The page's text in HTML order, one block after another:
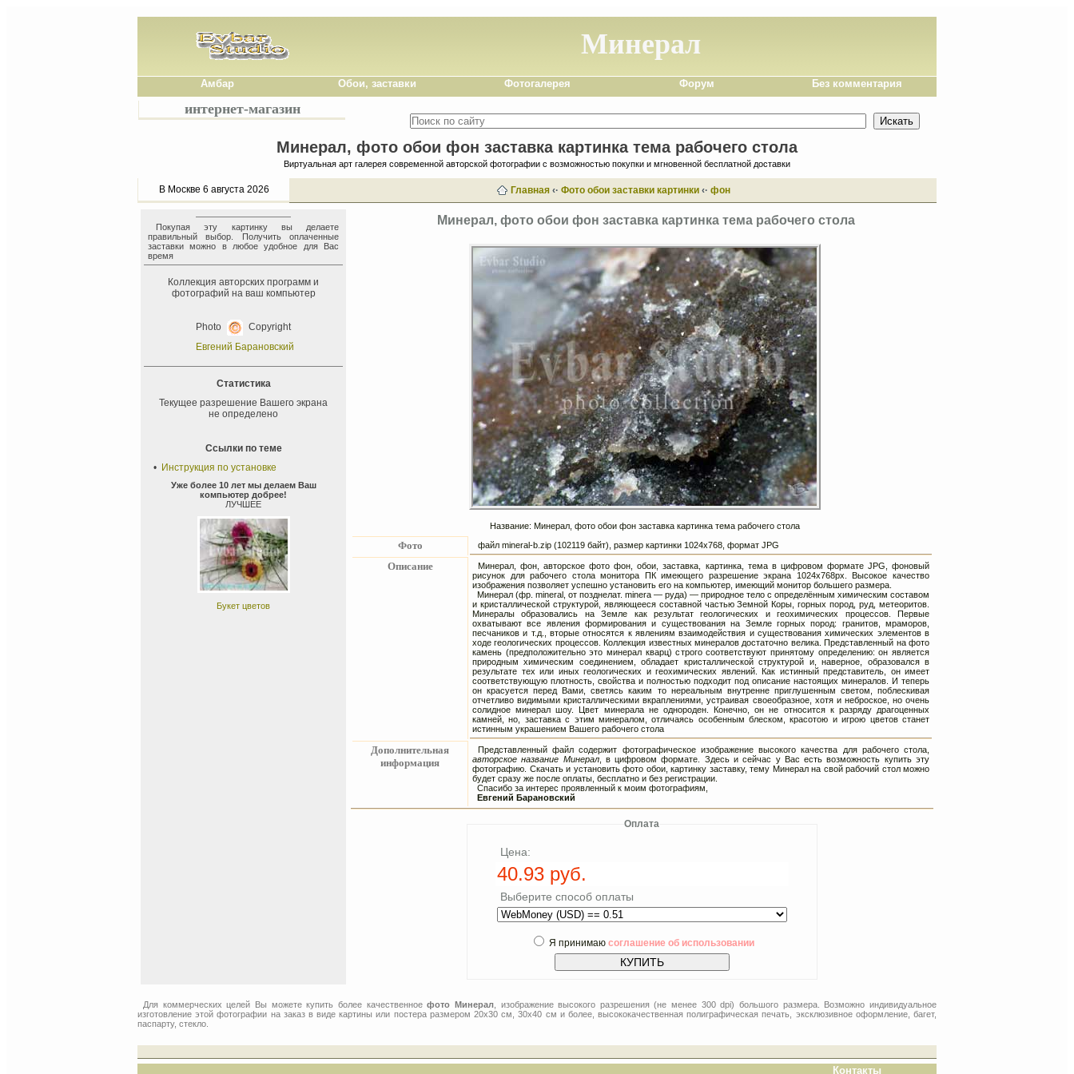
Минерал
Амбар Обои, заставки Фотогалерея Форум Без комментария
интернет-магазин
Минерал, фото обои фон заставка картинка тема рабочего стола
Виртуальная арт галерея современной авторской фотографии с возможностью покупки и мгновенной бесплатной доставки
В Москве 6 августа 2026 Главная‹· Фото обои заставки картинки‹· фон
Покупая эту картинку вы делаете
правильный выбор. Получить оплаченные
заставки можно в любое удобное для Вас
время
Коллекция авторских программ и
фотографий на ваш компьютер
Photo
Copyright
Евгений Барановский
Статистика
Текущее разрешение Вашего экрана
не определено
Ссылки по теме
• Инструкция по установке
Уже более 10 лет мы делаем Ваш
компьютер добрее!
ЛУЧШЕЕ
Букет цветов
Минерал, фото обои фон заставка картинка тема рабочего стола
Название: Минерал, фото обои фон заставка картинка тема рабочего стола
Фото файл mineral-b.zip (102119 байт), размер картинки 1024х768, формат JPG
Описание
Минерал, фон, авторское фото фон, обои, заставка, картинка, тема в цифровом формате JPG, фоновый
рисунок для рабочего стола монитора ПК имеющего разрешение экрана 1024х768px. Высокое качество
изображения позволяет успешно установить его на компьютер, имеющий монитор большего размера.
Минерал (фр. mineral, от позднелат. minera — руда) — природное тело с определённым химическим составом
и кристаллической структурой, являющееся составной частью Земной Коры, горных пород, руд, метеоритов.
Минералы образовались на Земле как результат геологических и геохимических процессов. Первые
охватывают все явления формирования и существования на Земле горных пород: гранитов, мраморов,
песчаников и т.д., вторые относятся к явлениям взаимодействия и существования химических элементов в
ходе геологических процессов. Коллекция известных минералов достаточно велика. Представленный на фото
камень (предположительно это минерал кварц) строго соответствуют принятому определению: он является
природным химическим соединением, обладает кристаллической структурой и, наверное, образовался в
результате тех или иных геологических и геохимических явлений. Как истинный представитель, он имеет
соответствующую плотность, свойства и полностью подходит под описание настоящих минералов. И теперь
он красуется перед Вами, светясь каким то нереальным внутренне приглушенным светом, поблескивая
отчетливо видимыми кристаллическими вкраплениями, устраивая своеобразное, хотя и неброское, но очень
солидное минерал шоу. Цвет минерала не однороден. Конечно, он не относится к разряду драгоценных
камней, но, заставка с этим минералом, отличаясь особенным блеском, красотою и игрою цветов станет
истинным украшением Вашего рабочего стола
Дополнительная
информация
Представленный файл содержит фотографическое изображение высокого качества для рабочего стола,
авторское название Минерал, в цифровом формате. Здесь и сейчас у Вас есть возможность купить эту
фотографию. Скачать и установить фото обои, картинку заставку, тему Минерал на свой рабочий стол можно
будет сразу же после оплаты, бесплатно и без регистрации.
Спасибо за интерес проявленный к моим фотографиям,
Евгений Барановский
Оплата
Цена:
Выберите способ оплаты
Я принимаю соглашение об использовании
Для коммерческих целей Вы можете купить более качественноефото Минерал, изображение высокого разрешения (не менее 300 dpi) большого размера. Возможно индивидуальное
изготовление этой фотографии на заказ в виде картины или постера размером 20x30 см, 30x40 см и более, высококачественная полиграфическая печать, эксклюзивное оформление, багет,
паспарту, стекло.
Контакты